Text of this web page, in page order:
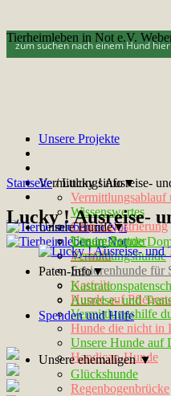
Tierheimleben in Not e.V.
Unsere Projekte
Vermittlungsinfo▼
Vermittlungsablauf
Wissenswertes
Chip-Registrierung
Unsere Partner
Kontakt
Unsere Hunde▼
Tötungshunde
Vermittlungshunde
Seniorenhunde für
Notfelle
Hunde auf
Vermittlungshilfe
Hunde die nicht in
Unsere Hunde auf
Handicap-Hunde
Paten-Info▼
Ausreise- und
Spenden und Hilfe
Unsere ehemaligen ▼
Glückshunde
Regenbogenbrücke
Startseite /Lucky ! Ausreise-
Lucky ! Ausreise-